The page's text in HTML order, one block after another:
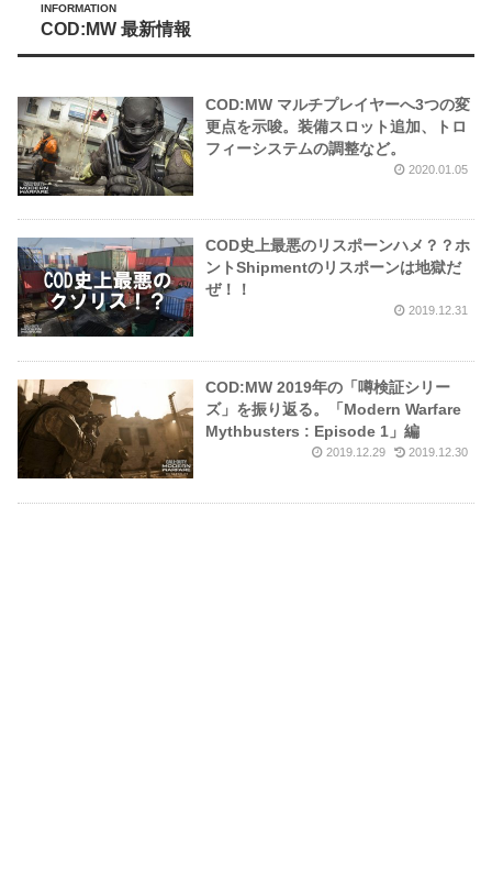
INFORMATION
COD:MW 最新情報
COD:MW マルチプレイヤーへ3つの変
更点を示唆。装備スロット追加、トロ
フィーシステムの調整など。
2020.01.05
COD史上最悪のリスポーンハメ？？ホ
ントShipmentのリスポーンは地獄だ
ぜ！！
2019.12.31
COD:MW 2019年の「噂検証シリー
ズ」を振り返る。「Modern Warfare
Mythbusters : Episode 1」編
2019.12.29 2019.12.30